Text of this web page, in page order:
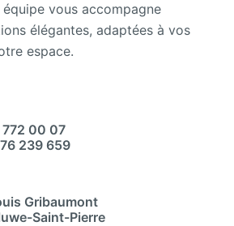
vous accompagne
élégantes, adaptées à vos
espace.
00 07
239 659
Gribaumont
Saint-Pierre